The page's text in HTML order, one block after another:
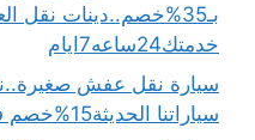
بـ35%خصم..دينات نقل
خدمتك24ساعه7ايام
سيارة نقل عفش
سياراتنا الحديثة15%خصم فوري..اتصل بنا